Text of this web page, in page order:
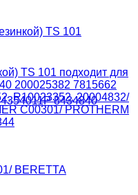
TS 101 подходит для
200025382 7815662
R10023352, 20004832/
C00301/ PROTHERM